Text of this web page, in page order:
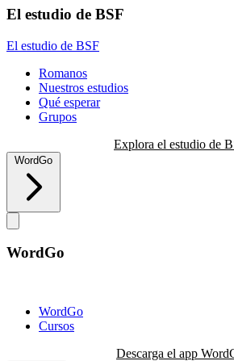
El estudio de BSF
El estudio de BSF
Romanos
Nuestros estudios
Qué esperar
Grupos
Explora el estudio de
WordGo
WordGo
WordGo
Cursos
Descarga el app